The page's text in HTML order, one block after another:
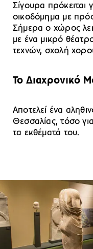
Σίγουρα πρόκειται
οικοδόμημα με
Σήμερα ο χώρος
με ένα μικρό
τεχνών, σχολή
To Διαχρονικό
Αποτελεί ένα
Θεσσαλίας, τόσο
τα εκθέματά του.